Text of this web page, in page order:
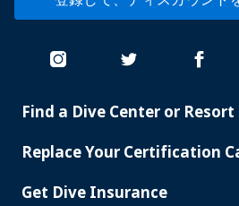
PADI
Find a Dive Center or Resort
Replace Your Certification
Get Dive Insurance